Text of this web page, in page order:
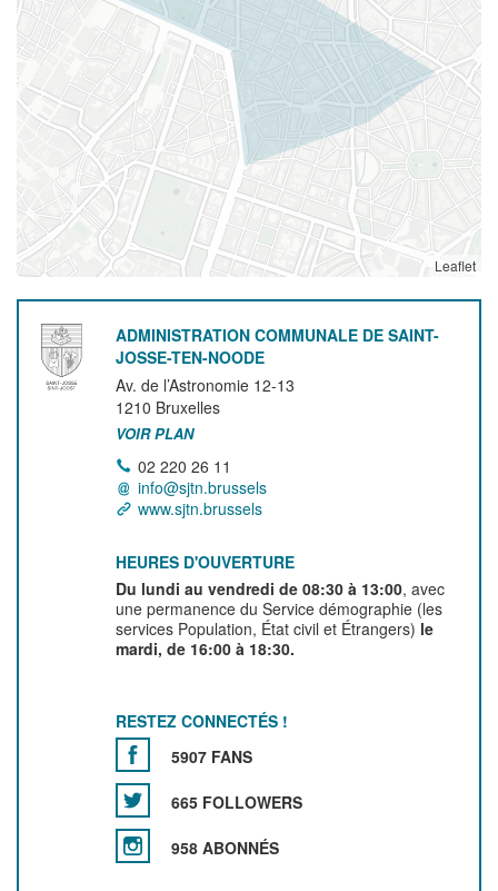
Leaflet
ADMINISTRATION COMMUNALE DE SAINT-
JOSSE-TEN-NOODE
Av. de l’Astronomie 12-13
1210 Bruxelles
VOIR PLAN
02 220 26 11
info@sjtn.brussels
www.sjtn.brussels
HEURES D'OUVERTURE
Du lundi au vendredi de 08:30 à 13:00, avec
une permanence du Service démographie (les
services Population, État civil et Étrangers) le
mardi, de 16:00 à 18:30.
RESTEZ CONNECTÉS !
5907 FANS
665 FOLLOWERS
958 ABONNÉS